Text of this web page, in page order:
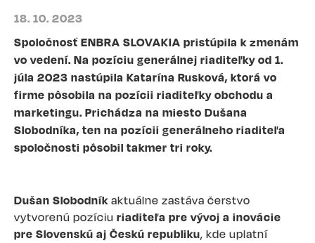
18. 10. 2023
Spoločnosť ENBRA SLOVAKIA pristúpila k zmenám
vo vedení. Na pozíciu generálnej riaditeľky od 1.
júla 2023 nastúpila Katarína Rusková, ktorá vo
firme pôsobila na pozícii riaditeľky obchodu a
marketingu. Prichádza na miesto Dušana
Slobodníka, ten na pozícii generálneho riaditeľa
spoločnosti pôsobil takmer tri roky.
Dušan Slobodník aktuálne zastáva čerstvo
vytvorenú pozíciu riaditeľa pre vývoj a inovácie
pre Slovenskú aj Českú republiku, kde uplatní